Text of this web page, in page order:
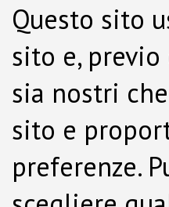
Questo sito
sito e,
sia nostri
sito e
preferenze.